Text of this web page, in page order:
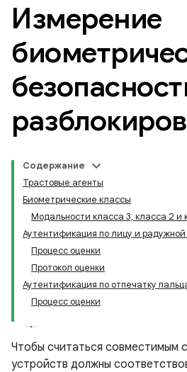
Измерение
Содержание
Трастовые агенты
Биометрические классы
Модальности класса 3, класса 2 и
Аутентификация по лицу и радужной
Процесс оценки
Протокол оценки
Аутентификация по отпечатку
Процесс оценки
Чтобы считаться совместимым
устройств должны